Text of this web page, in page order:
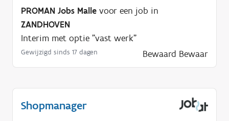
PROMAN Jobs Malle voor een job in
ZANDHOVEN
Interim met optie "vast werk"
Gewijzigd sinds 17 dagen Bewaard Bewaar
Shopmanager